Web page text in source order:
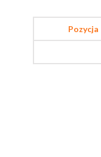
Pozycja